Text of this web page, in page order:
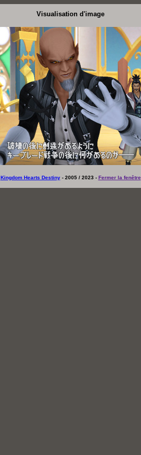
Visualisation d'image
Kingdom Hearts Destiny- 2005 / 2023 - Fermer la fenêtre